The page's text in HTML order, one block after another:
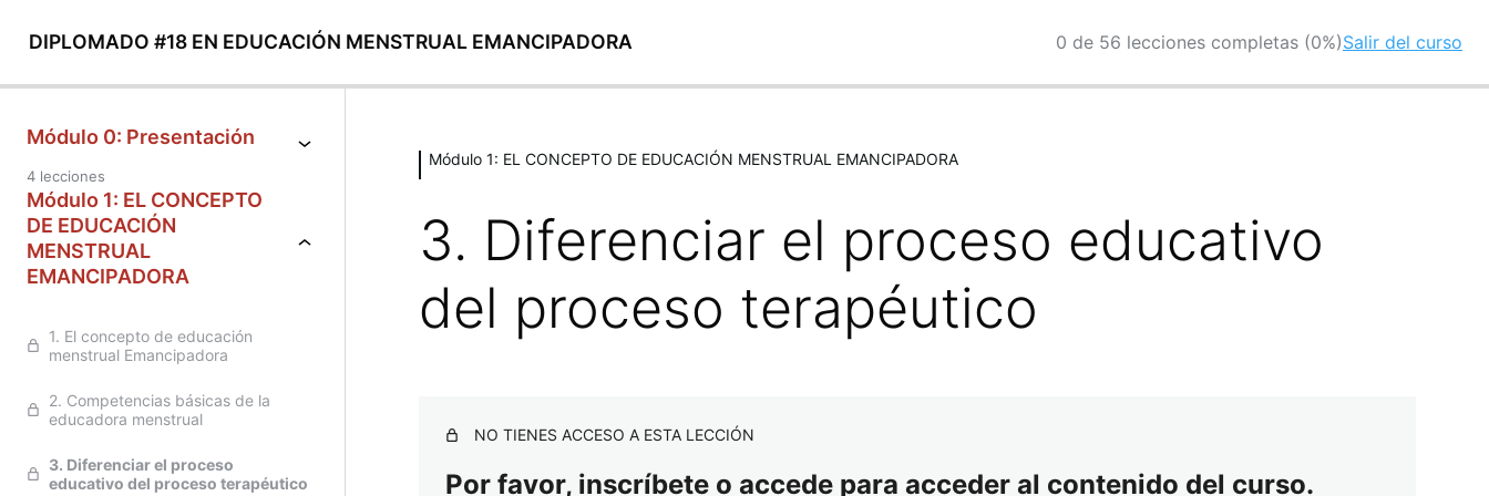
DIPLOMADO #18 EN EDUCACIÓN MENSTRUAL EMANCIPADORA 0 de 56 lecciones completas (0%)Salir del curso
Módulo 0: Presentación
4 lecciones
Módulo 1: EL CONCEPTO
DE EDUCACIÓN
MENSTRUAL
EMANCIPADORA
1. El concepto de educación
menstrual Emancipadora
2. Competencias básicas de la
educadora menstrual
3. Diferenciar el proceso
educativo del proceso terapéutico
Módulo 1: EL CONCEPTO DE EDUCACIÓN MENSTRUAL EMANCIPADORA
3. Diferenciar el proceso educativo
del proceso terapéutico
NO TIENES ACCESO A ESTA LECCIÓN
Por favor, inscríbete o accede para acceder al contenido del curso.